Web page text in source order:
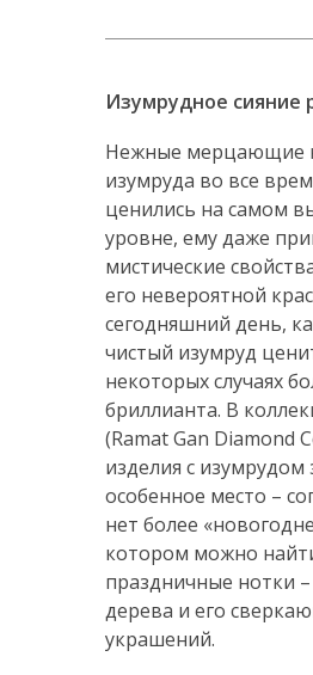
Изумрудное сияние
Нежные мерцающие
изумруда во все
ценились на самом
уровне, ему даже
мистические
его невероятной
сегодняшний день,
чистый изумруд
некоторых случаях
бриллианта. В
(Ramat Gan Diamond
изделия с
особенное место –
нет более
котором можно
праздничные нотки
дерева и его
украшений.